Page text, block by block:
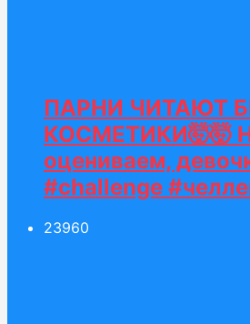
ПАРНИ ЧИТАЮТ
КОСМЕТИКИ🤯🤯
оцениваем,
#challenge
23960